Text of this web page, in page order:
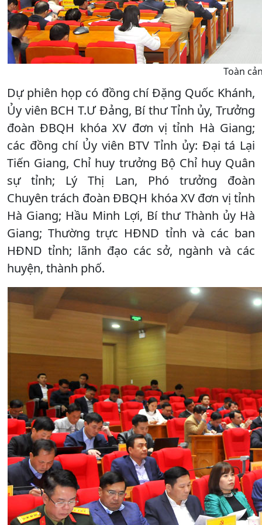
Toàn
Dự phiên họp có đồng chí Đặng Quốc Khánh,
Ủy viên BCH T.Ư Đảng, Bí thư Tỉnh ủy, Trưởng
đoàn ĐBQH khóa XV đơn vị tỉnh Hà Giang;
các đồng chí Ủy viên BTV Tỉnh ủy: Đại tá Lại
Tiến Giang, Chỉ huy trưởng Bộ Chỉ huy Quân
sự tỉnh; Lý Thị Lan, Phó trưởng đoàn
Chuyên trách đoàn ĐBQH khóa XV đơn vị tỉnh
Hà Giang; Hầu Minh Lợi, Bí thư Thành ủy Hà
Giang; Thường trực HĐND tỉnh và các ban
HĐND tỉnh; lãnh đạo các sở, ngành và các
huyện, thành phố.